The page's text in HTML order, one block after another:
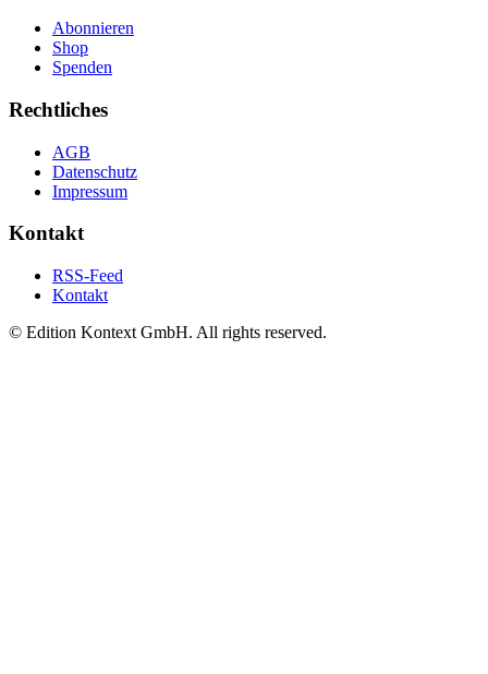
Abonnieren
Shop
Spenden
Rechtliches
AGB
Datenschutz
Impressum
Kontakt
RSS-Feed
Kontakt
© Edition Kontext GmbH. All rights reserved.